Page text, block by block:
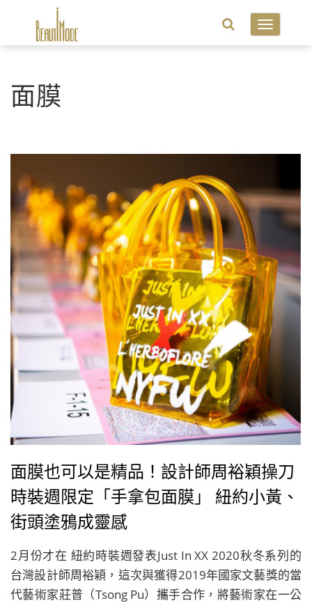
Toggle
面膜
面膜也可以是精品！設計師周裕穎操刀
時裝週限定「手拿包面膜」 紐約小黃、
街頭塗鴉成靈感
2月份才在 紐約時裝週發表Just In XX 2020秋冬系列的
台灣設計師周裕穎，這次與獲得2019年國家文藝獎的當
代藝術家莊普（Tsong Pu）攜手合作，將藝術家在一公